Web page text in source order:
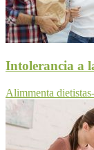
Intolerancia a
Alimmenta